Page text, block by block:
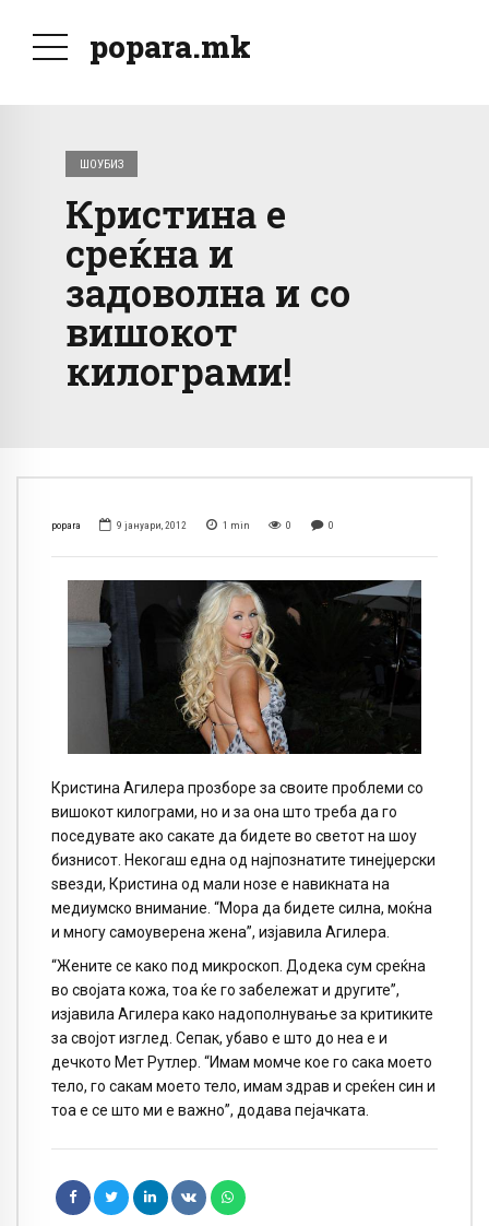
popara.mk
ШОУБИЗ
Кристина е
среќна и
задоволна и со
вишокот
килограми!
popara 9 јануари, 2012 1 min 0 0
Кристина Агилера прозборе за своите проблеми со
вишокот килограми, но и за она што треба да го
поседувате ако сакате да бидете во светот на шоу
бизнисот. Некогаш една од најпознатите тинејџерски
ѕвезди, Кристина од мали нозе е навикната на
медиумско внимание. “Мора да бидете силна, моќна
и многу самоуверена жена”, изјавила Агилера.
“Жените се како под микроскоп. Додека сум среќна
во својата кожа, тоа ќе го забележат и другите”,
изјавила Агилера како надополнување за критиките
за својот изглед. Сепак, убаво е што до неа е и
дечкото Мет Рутлер. “Имам момче кое го сака моето
тело, го сакам моето тело, имам здрав и среќен син и
тоа е се што ми е важно”, додава пејачката.